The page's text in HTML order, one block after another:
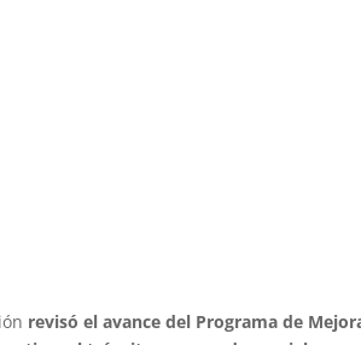
revisó el avance del Programa de